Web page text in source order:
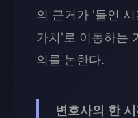
의 근거가 '들인
가치'로 이동하는
의를 논한다.
변호사의 한